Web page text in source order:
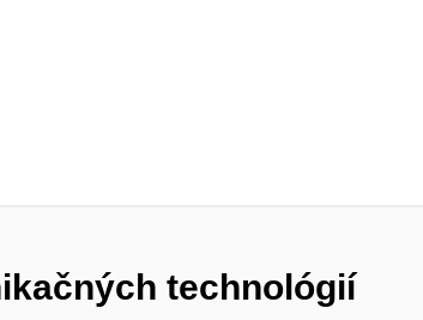
technológií